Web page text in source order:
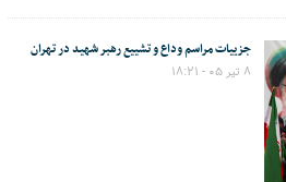
جزییات مراسم وداع و تشییع رهبر شهید در تهران
۸ تیر ۰۵ - ۱۸:۲۱